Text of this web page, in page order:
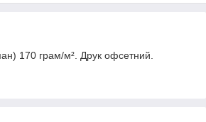
170 грам/м². Друк офсетний.